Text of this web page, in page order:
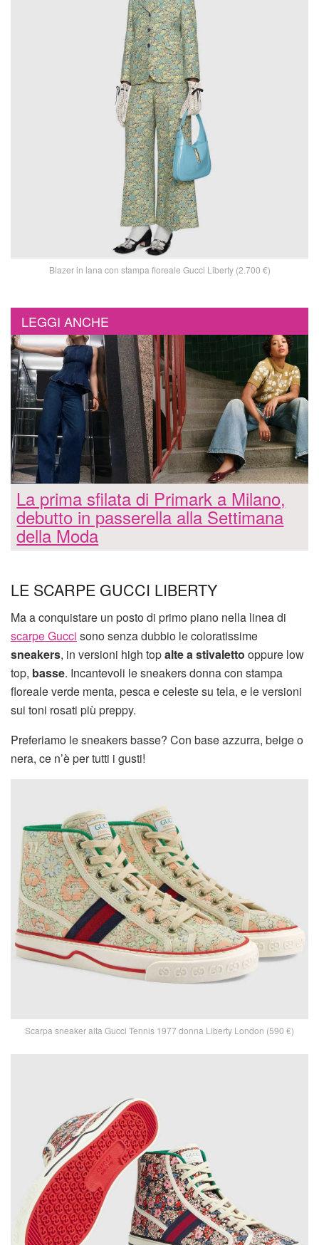
Blazer in lana con stampa floreale Gucci Liberty (2.700 €)
LEGGI ANCHE
La prima sfilata di Primark a Milano,
debutto in passerella alla Settimana
della Moda
LE SCARPE GUCCI LIBERTY
Ma a conquistare un posto di primo piano nella linea di
scarpe Gucci sono senza dubbio le coloratissime
sneakers, in versioni high topalte a stivaletto oppure low
top, basse. Incantevoli le sneakers donna con stampa
floreale verde menta, pesca e celeste su tela, e le versioni
sui toni rosati più preppy.
Preferiamo le sneakers basse? Con base azzurra, beige o
nera, ce n’è per tutti i gusti!
Scarpa sneaker alta Gucci Tennis 1977 donna Liberty London (590 €)